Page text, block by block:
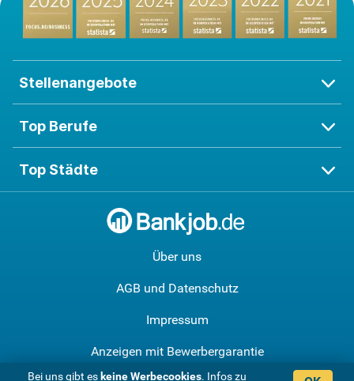
Stellenangebote
Top Berufe
Top Städte
Über uns
AGB und Datenschutz
Impressum
Anzeigen mit Bewerbergarantie
Bei uns gibt es keine Werbe­cookies. Infos zu